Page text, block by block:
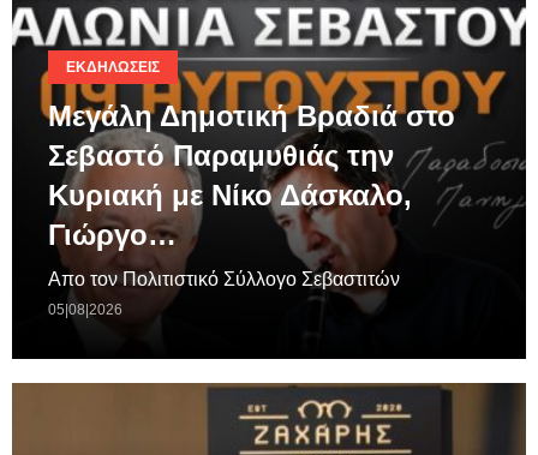
ΕΚΔΗΛΏΣΕΙΣ
Μεγάλη Δημοτική Βραδιά στο
Σεβαστό Παραμυθιάς την
Κυριακή με Νίκο Δάσκαλο,
Γιώργο…
Απο τον Πολιτιστικό Σύλλογο Σεβαστιτών
05|08|2026